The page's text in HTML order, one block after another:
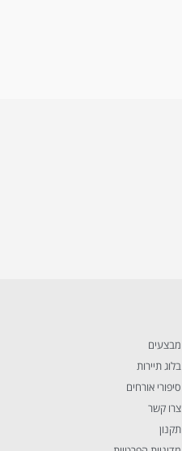
מבצעים
בלוג תיירות
סיפורי אורחים
צרו קשר
תקנון